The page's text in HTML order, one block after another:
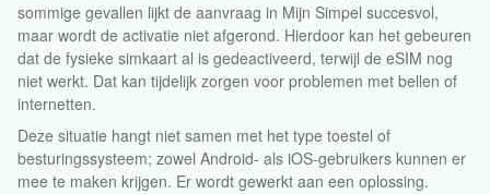
sommige gevallen lijkt de aanvraag in Mijn Simpel succesvol,
maar wordt de activatie niet afgerond. Hierdoor kan het gebeuren
dat de fysieke simkaart al is gedeactiveerd, terwijl de eSIM nog
niet werkt. Dat kan tijdelijk zorgen voor problemen met bellen of
internetten.
Deze situatie hangt niet samen met het type toestel of
besturingssysteem; zowel Android- als iOS-gebruikers kunnen er
mee te maken krijgen. Er wordt gewerkt aan een oplossing.